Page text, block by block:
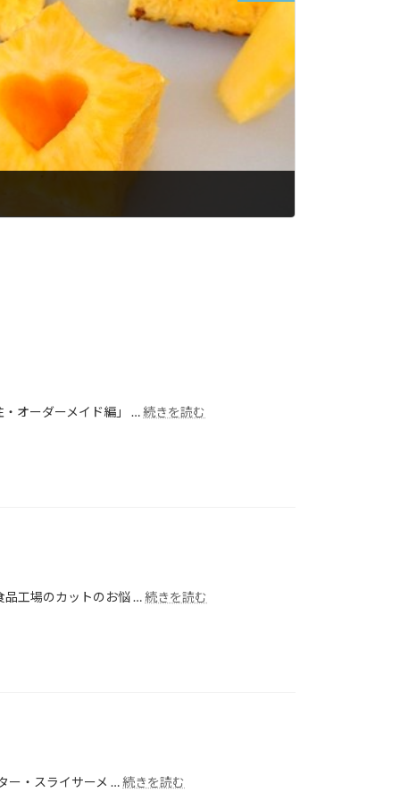
オーダーメイド編」 …続きを読む
品工場のカットのお悩 …続きを読む
ー・スライサーメ …続きを読む